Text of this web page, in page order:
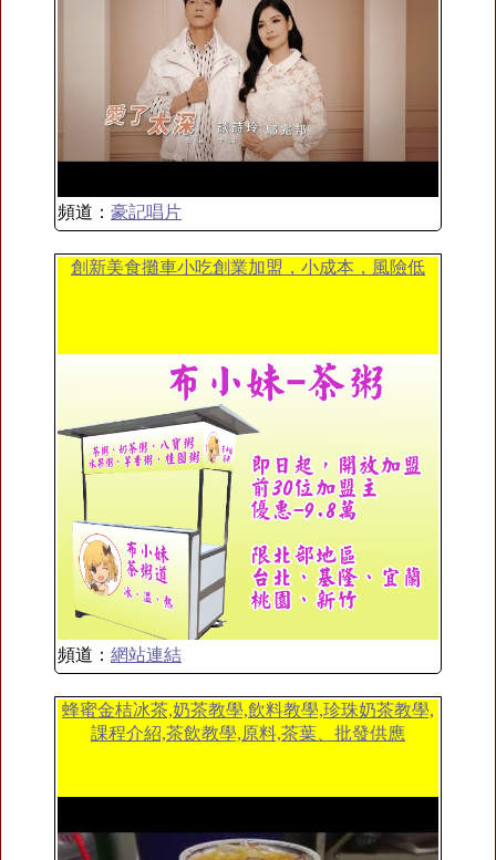
頻道： 豪記唱片
創新美食攤車小吃創業加盟，小成本，風險低
頻道： 網站連結
蜂蜜金桔冰茶,奶茶教學,飲料教學,珍珠奶茶教學,
課程介紹,茶飲教學,原料,茶葉、批發供應